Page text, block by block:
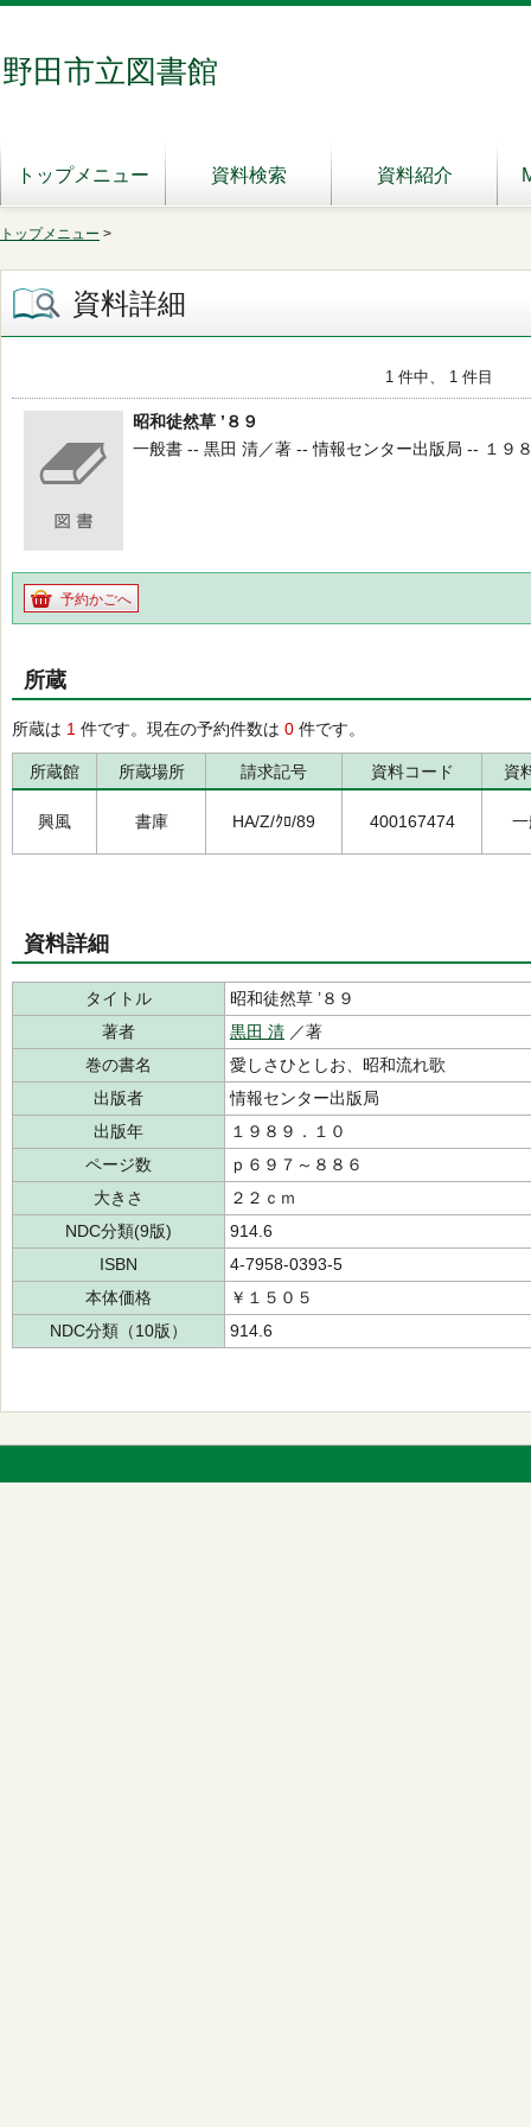
野田市立図書館
トップメニュー 資料検索 資料紹介
トップメニュー >
資料詳細
1 件中、 1 件目
昭和徒然草 ’８９
一般書 -- 黒田 清／著 -- 情報センター出版局 -- １９
予約かごへ
所蔵
所蔵は 1 件です。現在の予約件数は 0 件です。
所蔵館 所蔵場所 請求記号 資料コード 資
興風 書庫 HA/Z/ｸﾛ/89 400167474
資料詳細
タイトル
昭和徒然草 ’８９
著者
黒田 清 ／著
巻の書名
愛しさひとしお、昭和流れ歌
出版者
情報センター出版局
出版年
１９８９．１０
ページ数
ｐ６９７～８８６
大きさ
２２ｃｍ
NDC分類(9版)
914.6
ISBN
4-7958-0393-5
本体価格
￥１５０５
NDC分類（10版）
914.6